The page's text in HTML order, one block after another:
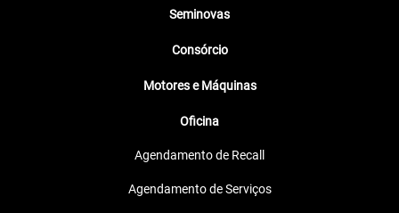
Seminovas
Consórcio
Motores e Máquinas
Oficina
Agendamento de Recall
Agendamento de Serviços